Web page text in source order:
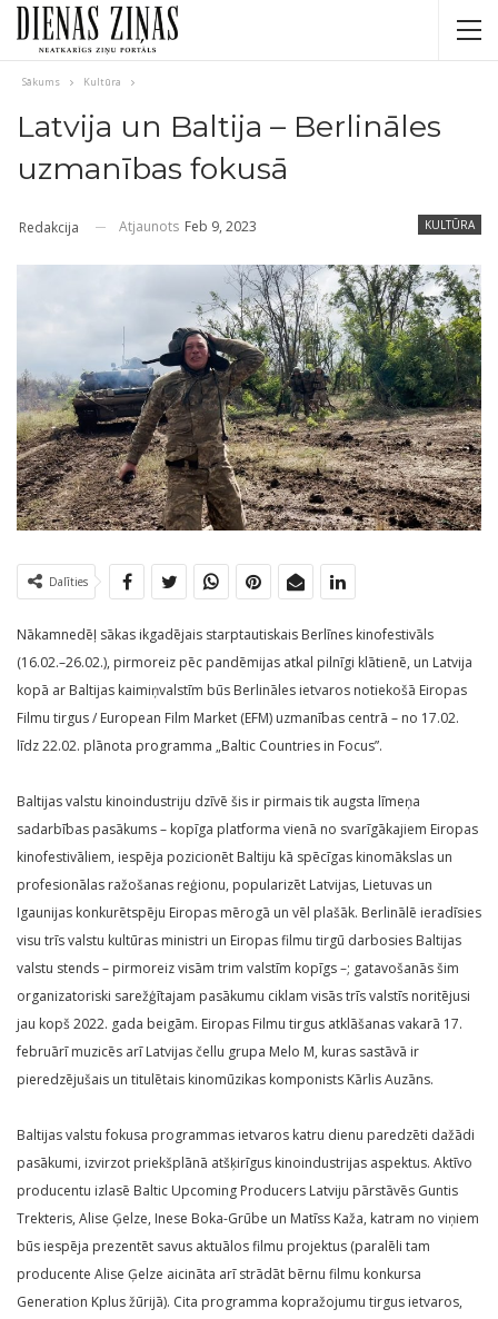
Sākums Kultūra
Latvija un Baltija – Berlināles
uzmanības fokusā
KULTŪRA
Redakcija Atjaunots Feb 9, 2023
Dalīties
Nākamnedēļ sākas ikgadējais starptautiskais Berlīnes kinofestivāls
(16.02.–26.02.), pirmoreiz pēc pandēmijas atkal pilnīgi klātienē, un Latvija
kopā ar Baltijas kaimiņvalstīm būs Berlināles ietvaros notiekošā Eiropas
Filmu tirgus / European Film Market (EFM) uzmanības centrā – no 17.02.
līdz 22.02. plānota programma „Baltic Countries in Focus”.
Baltijas valstu kinoindustriju dzīvē šis ir pirmais tik augsta līmeņa
sadarbības pasākums – kopīga platforma vienā no svarīgākajiem Eiropas
kinofestivāliem, iespēja pozicionēt Baltiju kā spēcīgas kinomākslas un
profesionālas ražošanas reģionu, popularizēt Latvijas, Lietuvas un
Igaunijas konkurētspēju Eiropas mērogā un vēl plašāk. Berlinālē ieradīsies
visu trīs valstu kultūras ministri un Eiropas filmu tirgū darbosies Baltijas
valstu stends – pirmoreiz visām trim valstīm kopīgs –; gatavošanās šim
organizatoriski sarežģītajam pasākumu ciklam visās trīs valstīs noritējusi
jau kopš 2022. gada beigām. Eiropas Filmu tirgus atklāšanas vakarā 17.
februārī muzicēs arī Latvijas čellu grupa Melo M, kuras sastāvā ir
pieredzējušais un titulētais kinomūzikas komponists Kārlis Auzāns.
Baltijas valstu fokusa programmas ietvaros katru dienu paredzēti dažādi
pasākumi, izvirzot priekšplānā atšķirīgus kinoindustrijas aspektus. Aktīvo
producentu izlasē Baltic Upcoming Producers Latviju pārstāvēs Guntis
Trekteris, Alise Ģelze, Inese Boka-Grūbe un Matīss Kaža, katram no viņiem
būs iespēja prezentēt savus aktuālos filmu projektus (paralēli tam
producente Alise Ģelze aicināta arī strādāt bērnu filmu konkursa
Generation Kplus žūrijā). Cita programma kopražojumu tirgus ietvaros,